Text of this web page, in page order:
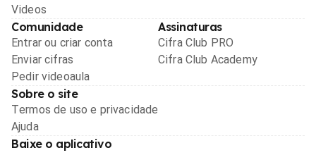
Videos
Comunidade
Entrar ou criar conta
Enviar cifras
Pedir videoaula
Assinaturas
Cifra Club PRO
Cifra Club Academy
Sobre o site
Termos de uso e privacidade
Ajuda
Baixe o aplicativo